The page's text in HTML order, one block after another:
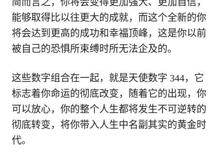
能够取得比以往更大的成就，而这个全新的你
将会达到更高的成功和幸福顶峰，这是你以前
被自己的恐惧所束缚时所无法企及的。
这些数字组合在一起，就是天使数字 344，它
标志着你命运的彻底改变，随着它的出现，你
可以放心，你的整个人生都将发生不可逆转的
彻底转变，将你带入人生中名副其实的黄金时
代。